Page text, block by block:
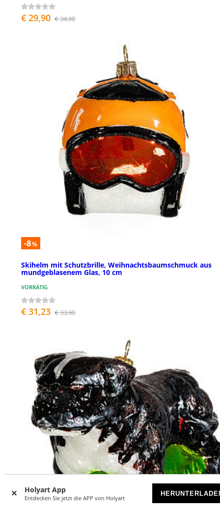
Holyart App
Entdecken Sie jetzt die APP von Holyart
€ 29,90 € 34,90
-8%
Skihelm mit Schutzbrille, Weihnachtsbaumschmuck aus
mundgeblasenem Glas, 10 cm
VORRÄTIG
€ 31,23 € 33,90